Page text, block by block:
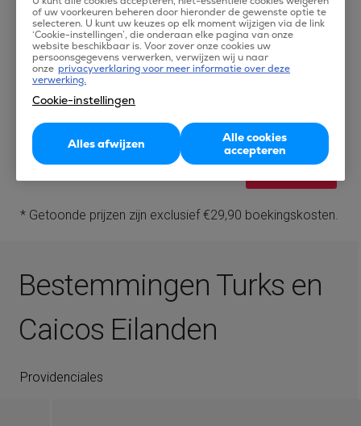
Boek nu
strandvakantie, maar ook liefhebbers van natuur en
watersport kunnen hier hun hart ophalen. De eilanden staan
bekend om hun rijke flora en fauna langs de kust. Zin om een
vliegticket naar Providenciales te boeken? Je vindt de beste
vliegtickets naar Providenciales op Tix.
* Getoonde prijzen zijn exclusief €29,90 boekingskosten.
Bestemmingen Turks en
Caicos Eilanden
Providenciales
of uw voorkeuren beheren door hieronder de gewenste optie te
selecteren. U kunt uw keuzes op elk moment wijzigen via de link
‘Cookie-instellingen’, die onderaan elke pagina van onze
website beschikbaar is. Voor zover onze cookies uw
persoonsgegevens verwerken, verwijzen wij u naar
onze privacyverklaring voor meer informatie over deze
verwerking.
Cookie-instellingen
Alles afwijzen
Alle cookies
accepteren